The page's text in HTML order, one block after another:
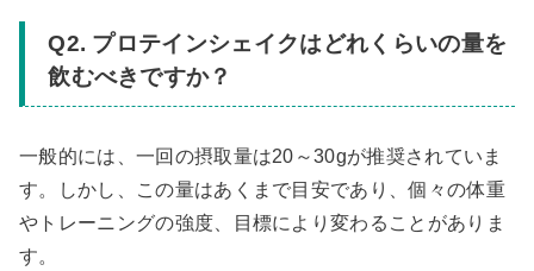
Q2. プロテインシェイクはどれくらいの量を
飲むべきですか？
一般的には、一回の摂取量は20～30gが推奨されていま
す。しかし、この量はあくまで目安であり、個々の体重
やトレーニングの強度、目標により変わることがありま
す。